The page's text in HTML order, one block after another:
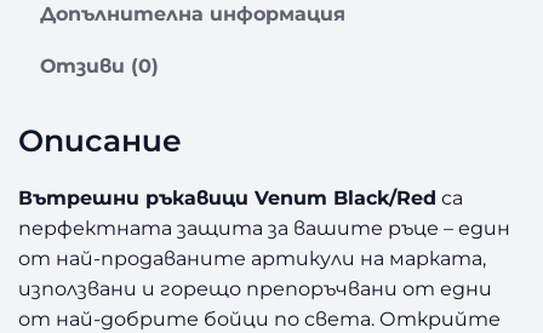
Допълнителна информация
Отзиви (0)
Описание
Вътрешни ръкавици Venum Black/Red са
перфектната защита за вашите ръце – един
от най-продаваните артикули на марката,
използвани и горещо препоръчвани от едни
от най-добрите бойци по света. Открийте